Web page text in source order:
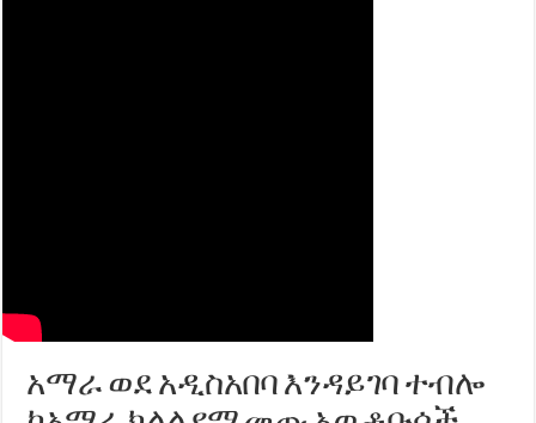
አማራ ወደ አዲስአበባ እንዳይገባ ተብሎ